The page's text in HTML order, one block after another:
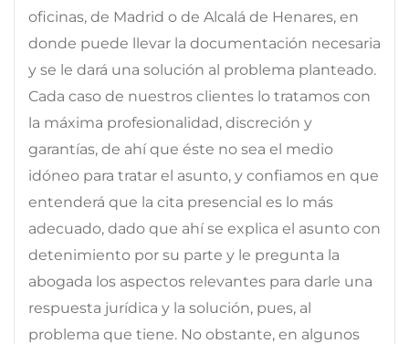
oficinas, de Madrid o de Alcalá de Henares, en
donde puede llevar la documentación necesaria
y se le dará una solución al problema planteado.
Cada caso de nuestros clientes lo tratamos con
la máxima profesionalidad, discreción y
garantías, de ahí que éste no sea el medio
idóneo para tratar el asunto, y confiamos en que
entenderá que la cita presencial es lo más
adecuado, dado que ahí se explica el asunto con
detenimiento por su parte y le pregunta la
abogada los aspectos relevantes para darle una
respuesta jurídica y la solución, pues, al
problema que tiene. No obstante, en algunos